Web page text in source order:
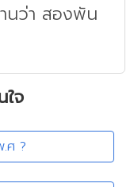
นว่า สองพัน
จ
ศ ?